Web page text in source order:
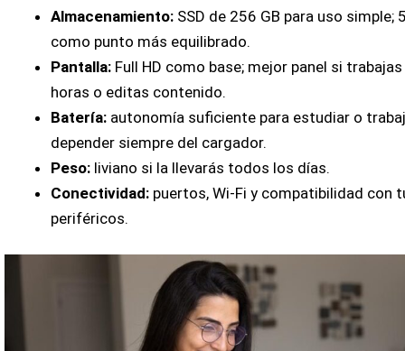
Almacenamiento: SSD de 256 GB para uso simple;
como punto más equilibrado.
Pantalla: Full HD como base; mejor panel si
horas o editas contenido.
Batería: autonomía suficiente para estudiar o
depender siempre del cargador.
Peso: liviano si la llevarás todos los días.
Conectividad: puertos, Wi-Fi y compatibilidad con
periféricos.